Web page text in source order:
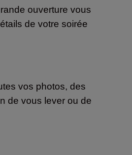
ouverture vous
de votre soirée
vos photos, des
de vous lever ou de